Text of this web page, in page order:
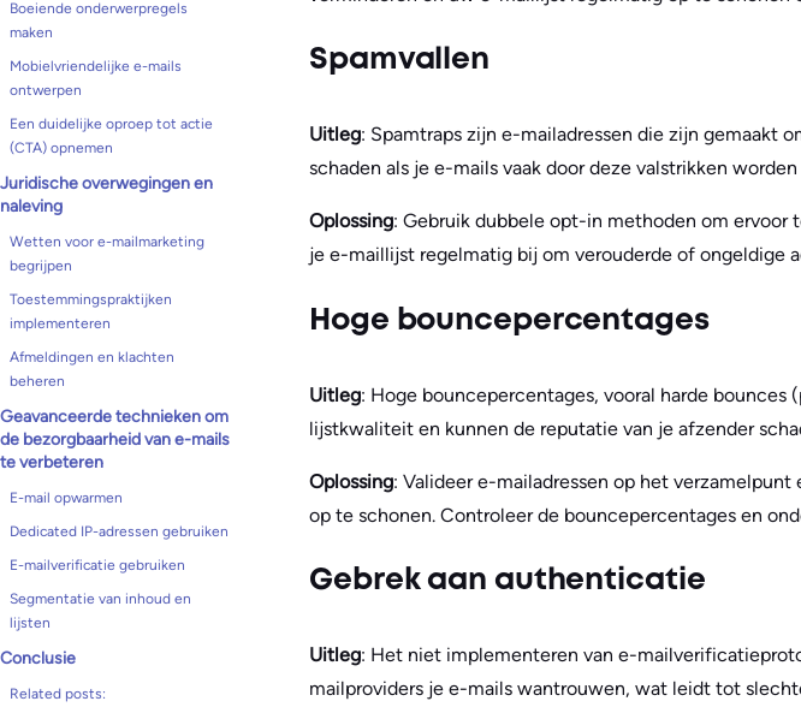
Boeiende onderwerpregels
maken
Mobielvriendelijke e-mails
ontwerpen
Een duidelijke oproep tot actie
(CTA) opnemen
Juridische overwegingen en
naleving
Wetten voor e-mailmarketing
begrijpen
Toestemmingspraktijken
implementeren
Afmeldingen en klachten
beheren
Geavanceerde technieken om
de bezorgbaarheid van e-mails
te verbeteren
E-mail opwarmen
Dedicated IP-adressen gebruiken
E-mailverificatie gebruiken
Segmentatie van inhoud en
lijsten
Conclusie
Related posts:
Spamvallen
Uitleg: Spamtraps zijn e-mailadressen die zijn gemaakt
schaden als je e-mails vaak door deze valstrikken
Oplossing: Gebruik dubbele opt-in methoden om ervoor
je e-maillijst regelmatig bij om verouderde of ongeldige
Hoge bouncepercentages
Uitleg: Hoge bouncepercentages, vooral harde
lijstkwaliteit en kunnen de reputatie van je afzender
Oplossing: Valideer e-mailadressen op het
op te schonen. Controleer de bouncepercentages en
Gebrek aan authenticatie
Uitleg: Het niet implementeren van e-
mailproviders je e-mails wantrouwen, wat leidt tot